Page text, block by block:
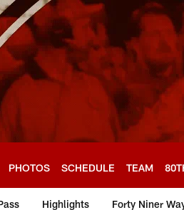
PHOTOS SCHEDULE TEAM
Highlights Forty Niner